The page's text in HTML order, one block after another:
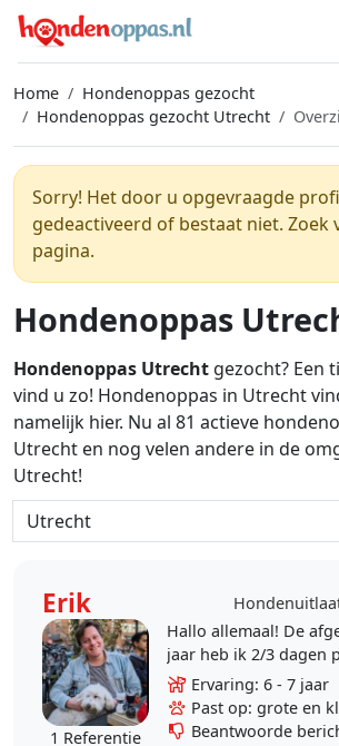
Home
Hondenoppas gezocht
Hondenoppas gezocht Utrecht
Sorry! Het door u opgevraagde
gedeactiveerd of bestaat niet. Zoek
pagina.
Hondenoppas
Hondenoppas Utrecht gezocht? Een
vind u zo! Hondenoppas in Utrecht
namelijk hier. Nu al 81 actieve
Utrecht en nog velen andere in de
Utrecht!
Erik
1 Referentie
Hallo allemaal! De
jaar heb ik 2/3 dagen
de leukste hond van
gepast. Deze hond
Frankrijk, dus het..
Ervaring: 6 - 7 jaar
Past op: grote en
Beantwoorde